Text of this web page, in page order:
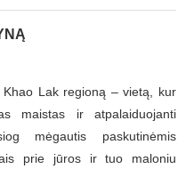
Lak regioną – vietą, kur
maistas ir atpalaiduojanti
mėgautis paskutinėmis
prie jūros ir tuo maloniu